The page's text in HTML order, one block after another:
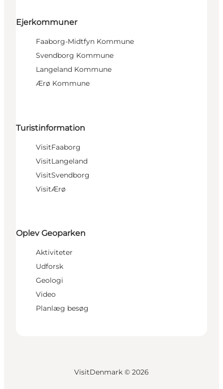
Ejerkommuner
Faaborg-Midtfyn Kommune
Svendborg Kommune
Langeland Kommune
Ærø Kommune
Turistinformation
VisitFaaborg
VisitLangeland
VisitSvendborg
VisitÆrø
Oplev Geoparken
Aktiviteter
Udforsk
Geologi
Video
Planlæg besøg
VisitDenmark © 2026